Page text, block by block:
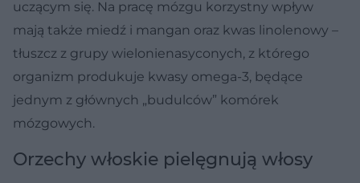
uczącym się. Na pracę mózgu korzystny wpływ
mają także miedź i mangan oraz kwas linolenowy –
tłuszcz z grupy wielonienasyconych, z którego
organizm produkuje kwasy omega-3, będące
jednym z głównych „budulców” komórek
mózgowych.
Orzechy włoskie pielęgnują włosy